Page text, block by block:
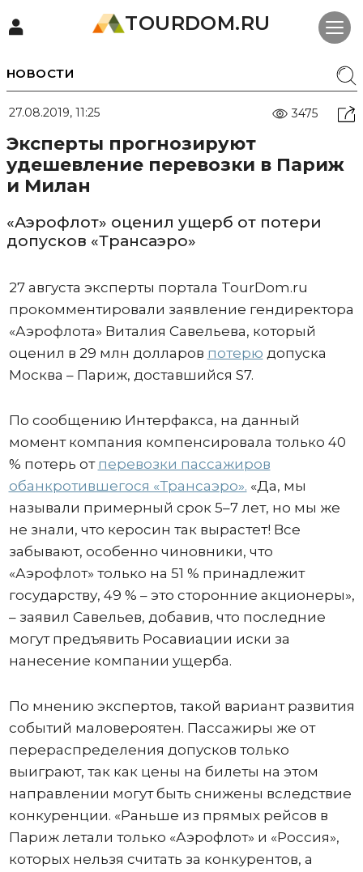
TOURDOM.RU
НОВОСТИ
27.08.2019, 11:25 3475
Эксперты прогнозируют
удешевление перевозки в Париж
и Милан
«Аэрофлот» оценил ущерб от потери
допусков «Трансаэро»
27 августа эксперты портала TourDom.ru
прокомментировали заявление гендиректора
«Аэрофлота» Виталия Савельева, который
оценил в 29 млн долларов потерю допуска
Москва – Париж, доставшийся S7.
По сообщению Интерфакса, на данный
момент компания компенсировала только 40
% потерь от перевозки пассажиров
обанкротившегося «Трансаэро». «Да, мы
называли примерный срок 5–7 лет, но мы же
не знали, что керосин так вырастет! Все
забывают, особенно чиновники, что
«Аэрофлот» только на 51 % принадлежит
государству, 49 % – это сторонние акционеры»,
– заявил Савельев, добавив, что последние
могут предъявить Росавиации иски за
нанесение компании ущерба.
По мнению экспертов, такой вариант развития
событий маловероятен. Пассажиры же от
перераспределения допусков только
выиграют, так как цены на билеты на этом
направлении могут быть снижены вследствие
конкуренции. «Раньше из прямых рейсов в
Париж летали только «Аэрофлот» и «Россия»,
которых нельзя считать за конкурентов, а